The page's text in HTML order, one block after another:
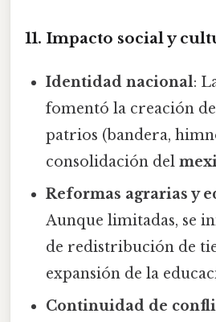
11. Impacto social y
Identidad nacional:
fomentó la creación
patrios (bandera,
consolidación del
Reformas agrarias y
Aunque limitadas, se
de redistribución de
expansión de la
Continuidad de